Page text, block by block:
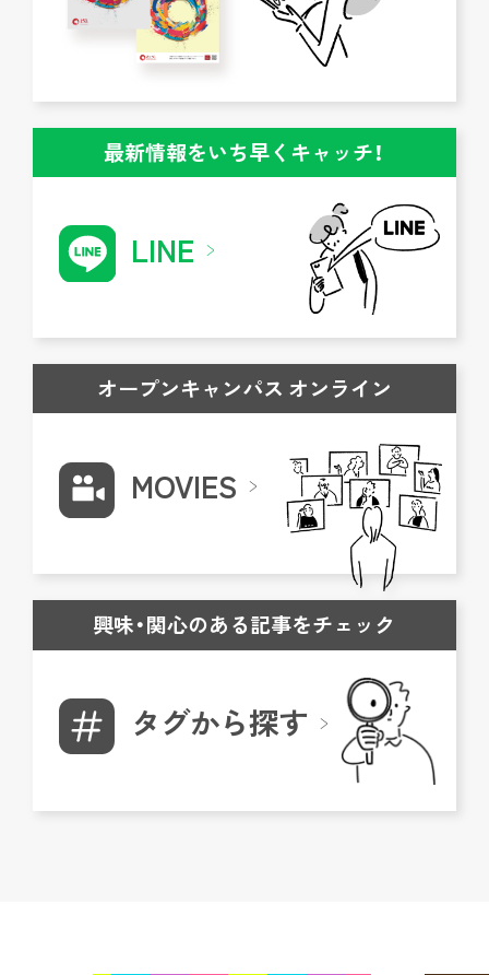
最新情報をいち早くキャッチ！
LINE
オープンキャンパス オンライン
MOVIES
興味・関心のある記事をチェック
タグから探す